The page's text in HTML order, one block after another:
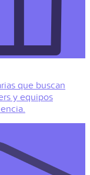
que buscan
y equipos